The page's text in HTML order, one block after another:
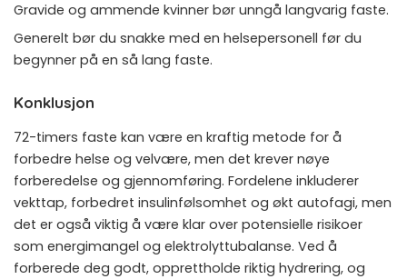
Gravide og ammende kvinner bør unngå langvarig faste.
Generelt bør du snakke med en helsepersonell før du
begynner på en så lang faste.
Konklusjon
72-timers faste kan være en kraftig metode for å
forbedre helse og velvære, men det krever nøye
forberedelse og gjennomføring. Fordelene inkluderer
vekttap, forbedret insulinfølsomhet og økt autofagi, men
det er også viktig å være klar over potensielle risikoer
som energimangel og elektrolyttubalanse. Ved å
forberede deg godt, opprettholde riktig hydrering, og